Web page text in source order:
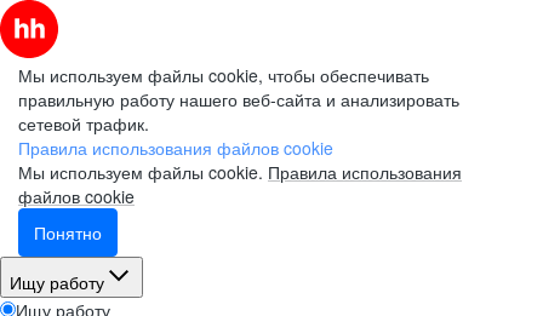
Мы используем файлы cookie, чтобы обеспечивать
правильную работу нашего веб-сайта и анализировать
сетевой трафик.
Правила использования файлов cookie
Мы используем файлы cookie. Правила использования
файлов cookie
Понятно
Ищу работу
Ищу работу